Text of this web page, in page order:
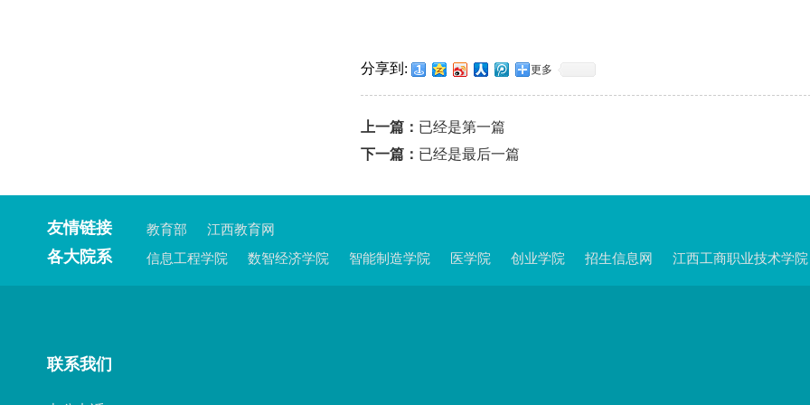
分享到: 更多
上一篇： 已经是第一篇
下一篇： 已经是最后一篇
友情链接 教育部 江西教育网
各大院系 信息工程学院 数智经济学院 智能制造学院 医学院 创业学院 招生信息网 江西工商职业技术学院
联系我们